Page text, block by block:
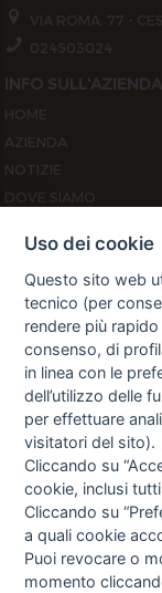
VIA ROMA, 77 -
024503024
INFO SULL'AZIENDA
HOME
AZIENDA
NOTIZIE
DOVE SIAMO
PRIVACY
TERMINI E CONDIZIONI
COOKIE POLICY
PREFERENZE COOKIE
GUIDA AGLI
PROCEDURA DI
PAGAMENTI
DIRITTO DI RECESSO
NEWSLETTER
Letta l’informativa
Uso dei cookie
Questo sito web
tecnico (per
rendere più
consenso, di
in linea con le
dell’utilizzo delle
per effettuare
visitatori del sito).
Cliccando su
cookie, inclusi
Cliccando su
a quali cookie
Puoi revocare o
momento